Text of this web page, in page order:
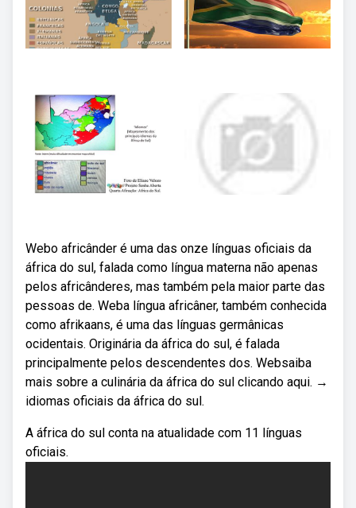
Webo africânder é uma das onze línguas oficiais da
áfrica do sul, falada como língua materna não apenas
pelos africânderes, mas também pela maior parte das
pessoas de. Weba língua africâner, também conhecida
como afrikaans, é uma das línguas germânicas
ocidentais. Originária da áfrica do sul, é falada
principalmente pelos descendentes dos. Websaiba
mais sobre a culinária da áfrica do sul clicando aqui. →
idiomas oficiais da áfrica do sul.
A áfrica do sul conta na atualidade com 11 línguas
oficiais.